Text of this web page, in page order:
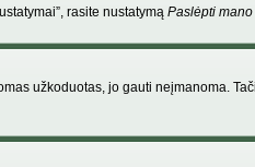
rasite nustatymą Paslėpti
užkoduotas, jo gauti neįmanoma.